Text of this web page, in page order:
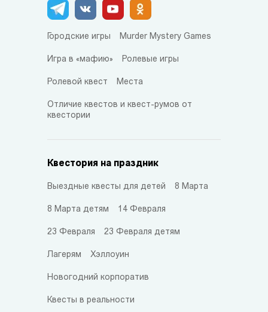
Городские игры Murder Mystery Games
Игра в «мафию» Ролевые игры
Ролевой квест Места
Отличие квестов и квест-румов от
квестории
Квестория на праздник
Выездные квесты для детей 8 Марта
8 Марта детям 14 Февраля
23 Февраля 23 Февраля детям
Лагерям Хэллоуин
Новогодний корпоратив
Квесты в реальности